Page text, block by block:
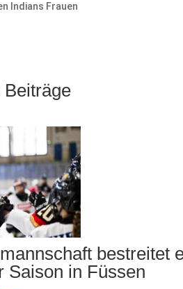
Indians Frauen
bestreitet
Saison in Füssen